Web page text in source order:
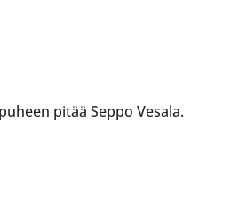
pitää Seppo Vesala.